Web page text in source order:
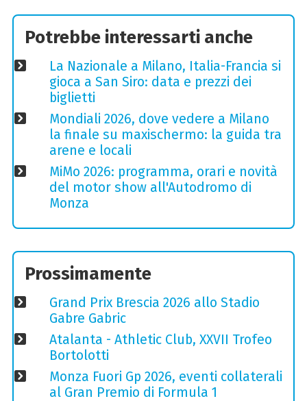
Potrebbe interessarti anche
La Nazionale a Milano, Italia-Francia si
gioca a San Siro: data e prezzi dei
biglietti
Mondiali 2026, dove vedere a Milano
la finale su maxischermo: la guida tra
arene e locali
MiMo 2026: programma, orari e novità
del motor show all'Autodromo di
Monza
Prossimamente
Grand Prix Brescia 2026 allo Stadio
Gabre Gabric
Atalanta - Athletic Club, XXVII Trofeo
Bortolotti
Monza Fuori Gp 2026, eventi collaterali
al Gran Premio di Formula 1